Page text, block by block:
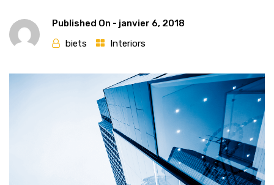
Published On - janvier 6, 2018
biets
Interiors